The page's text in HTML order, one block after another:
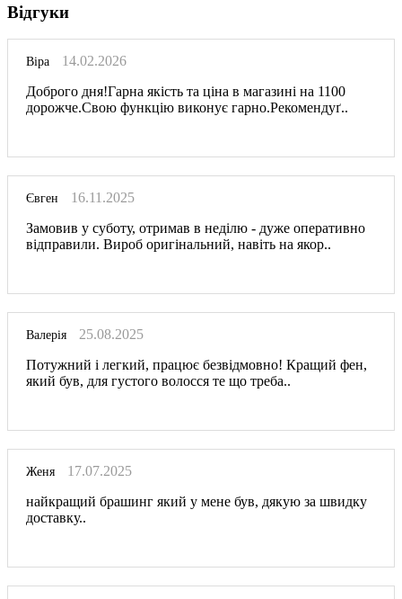
Відгуки
Віра
14.02.2026
Доброго дня!Гарна якість та ціна в магазині на 1100
дорожче.Свою функцію виконує гарно.Рекомендуґ..
Євген
16.11.2025
Замовив у суботу, отримав в неділю - дуже оперативно
відправили. Вироб оригінальний, навіть на якор..
Валерія
25.08.2025
Потужний і легкий, працює безвідмовно! Кращий фен,
який був, для густого волосся те що треба..
Женя
17.07.2025
найкращий брашинг який у мене був, дякую за швидку
доставку..